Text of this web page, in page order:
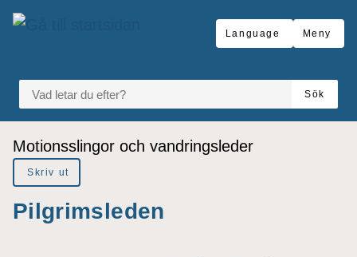
Gå till innehåll
till sidomeny
Language Meny
VAD LETAR DU EFTER?
Sök
Du är här:
Motionsslingor och vandringsleder
Skriv ut
Pilgrimsleden